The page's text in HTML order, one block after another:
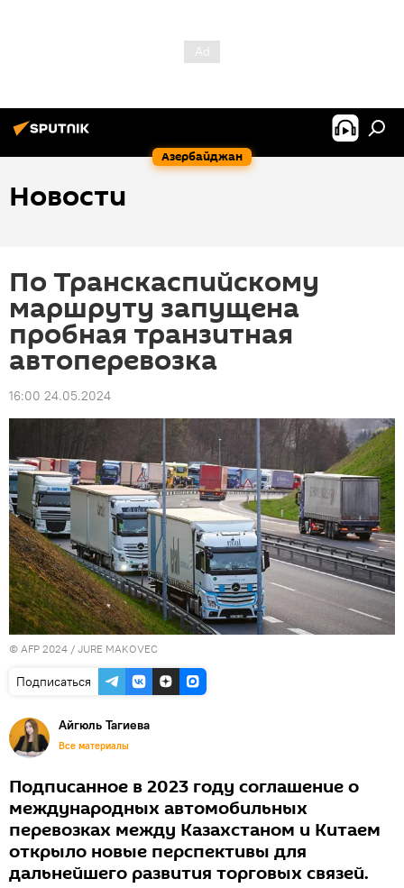
Азербайджан
Новости
По Транскаспийскому
маршруту запущена
пробная транзитная
автоперевозка
16:00 24.05.2024
© AFP 2024 / JURE MAKOVEC
Подписаться
Айгюль Тагиева
Все материалы
Подписанное в 2023 году соглашение о
международных автомобильных
перевозках между Казахстаном и Китаем
открыло новые перспективы для
дальнейшего развития торговых связей.